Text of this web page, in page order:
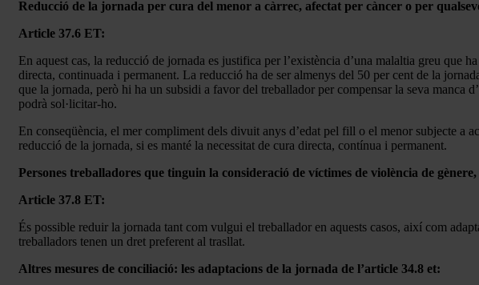
Reducció de la jornada per cura del menor a càrrec, afectat per càncer o per
Article 37.6 ET:
En aquest cas, la reducció de jornada es justifica per l’existència d’una malaltia greu que
directa, continuada i permanent. La reducció ha de ser almenys del 50 per cent de la
que la jornada, però hi ha un subsidi a favor del treballador per compensar la seva manca
podrà sol·licitar-ho.
En conseqüència, el mer compliment dels divuit anys d’edat pel fill o el menor subjecte a
reducció de la jornada, si es manté la necessitat de cura directa, contínua i permanent.
Persones treballadores que tinguin la consideració de víctimes de violència de
Article 37.8 ET:
És possible reduir la jornada tant com vulgui el treballador en aquests casos, així com
treballadors tenen un dret preferent al trasllat.
Altres mesures de conciliació: les adaptacions de la jornada de l’article 34.8 et: